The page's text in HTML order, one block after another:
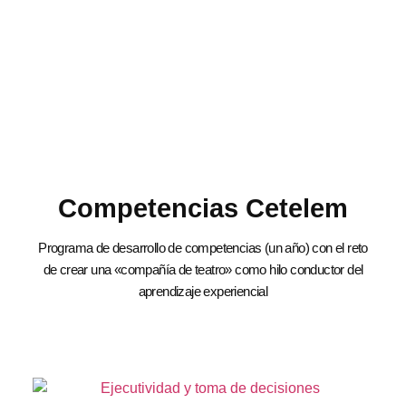
Competencias Cetelem
Programa de desarrollo de competencias (un año) con el reto
de crear una «compañía de teatro» como hilo conductor del
aprendizaje experiencial